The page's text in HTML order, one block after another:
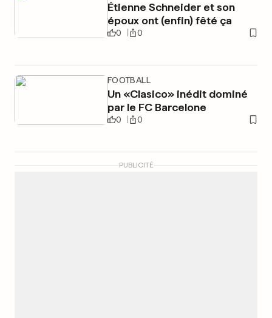
Étienne Schneider et son
époux ont (enfin) fêté ça
0 0
FOOTBALL
Un «Clasico» inédit dominé
par le FC Barcelone
0 0
PUBLICITÉ